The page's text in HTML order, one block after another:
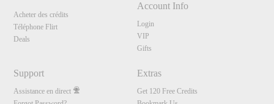
Acheter des crédits
Téléphone Flirt
Deals
Account Info
Login
VIP
Gifts
Support
Assistance en direct
Extras
Get 120 Free Credits